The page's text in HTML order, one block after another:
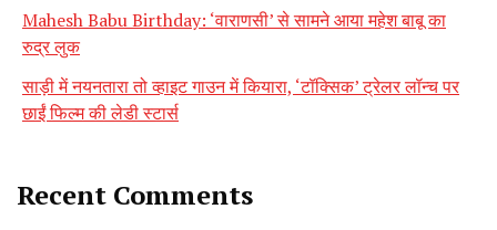
Mahesh Babu Birthday: ‘वाराणसी’ से सामने आया महेश बाबू का
रुद्र लुक
साड़ी में नयनतारा तो व्हाइट गाउन में कियारा, ‘टॉक्सिक’ ट्रेलर लॉन्च पर
छाईं फिल्म की लेडी स्टार्स
Recent Comments